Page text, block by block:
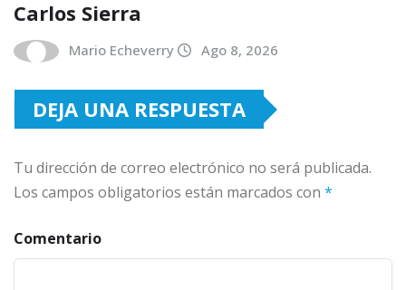
Carlos Sierra
Mario Echeverry Ago 8, 2026
DEJA UNA RESPUESTA
Tu dirección de correo electrónico no será publicada.
Los campos obligatorios están marcados con *
Comentario